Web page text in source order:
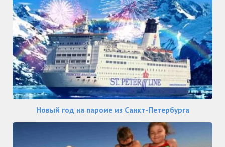
Новый год на пароме из Санкт-Петербурга